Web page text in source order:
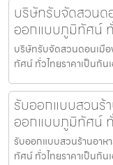
บริษัทรับจัดสวนด
ออกแบบภูมิทัศน์
บริษัทรับจัดสวนดอนเมื
ทัศน์ ทั่วไทยราคาเป็นกั
รับออกแบบสวนร้
ออกแบบภูมิทัศน์
รับออกแบบสวนร้านอา
ทัศน์ ทั่วไทยราคาเป็นกั